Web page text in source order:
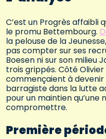
C’est un Progrès
le promu Bettembourg.
la pelouse de la
pas compter sur ses
Boesen ni sur son milieu
trois grippés. Côté
commençaient à
barragiste dans la lutte
pour un maintien qu’une
compromettre.
Première